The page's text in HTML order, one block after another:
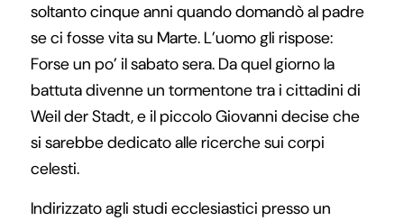
soltanto cinque anni quando domandò al padre
se ci fosse vita su Marte. L’uomo gli rispose:
Forse un po’ il sabato sera. Da quel giorno la
battuta divenne un tormentone tra i cittadini di
Weil der Stadt, e il piccolo Giovanni decise che
si sarebbe dedicato alle ricerche sui corpi
celesti.
Indirizzato agli studi ecclesiastici presso un